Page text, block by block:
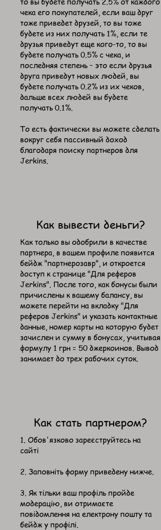
чека его покупателей, если ваш друг
тоже приведет друзей, то вы тоже
будете из них получать 1%, если те
друзья приведут еще кого-то, то вы
будете получать 0.5% с чека, и
последняя степень – это если друзья
друга приведут новых людей, вы
будете получать 0.2% из их чеков,
дальше всех людей вы будете
получать 0.1%.
То есть фактически вы можете сделать
вокруг себя пассивный доход
благодаря поиску партнеров для
Jerkins.
Как вывести деньги?
Как только вы одобрили в качестве
партнера, в вашем профиле появится
бейдж "партнерозавр", и откроется
доступ к странице "Для реферов
Jerkins". После того, как бонусы были
причислены к вашему балансу, вы
можете перейти на вкладку "Для
реферов Jerkins" и указать контактные
данные, номер карты на которую будет
зачислен и сумму в бонусах, учитывая
формулу 1 грн = 50 джеркоинов. Вывод
занимает до трех рабочих суток.
Как стать партнером?
1. Обов'язково зареєструйтесь на
сайті
2. Заповніть форму приведену нижче.
3. Як тільки ваш профіль пройде
модерацію, ви отримаєте
повідомлення на електрону пошту та
бейдж у профілі.